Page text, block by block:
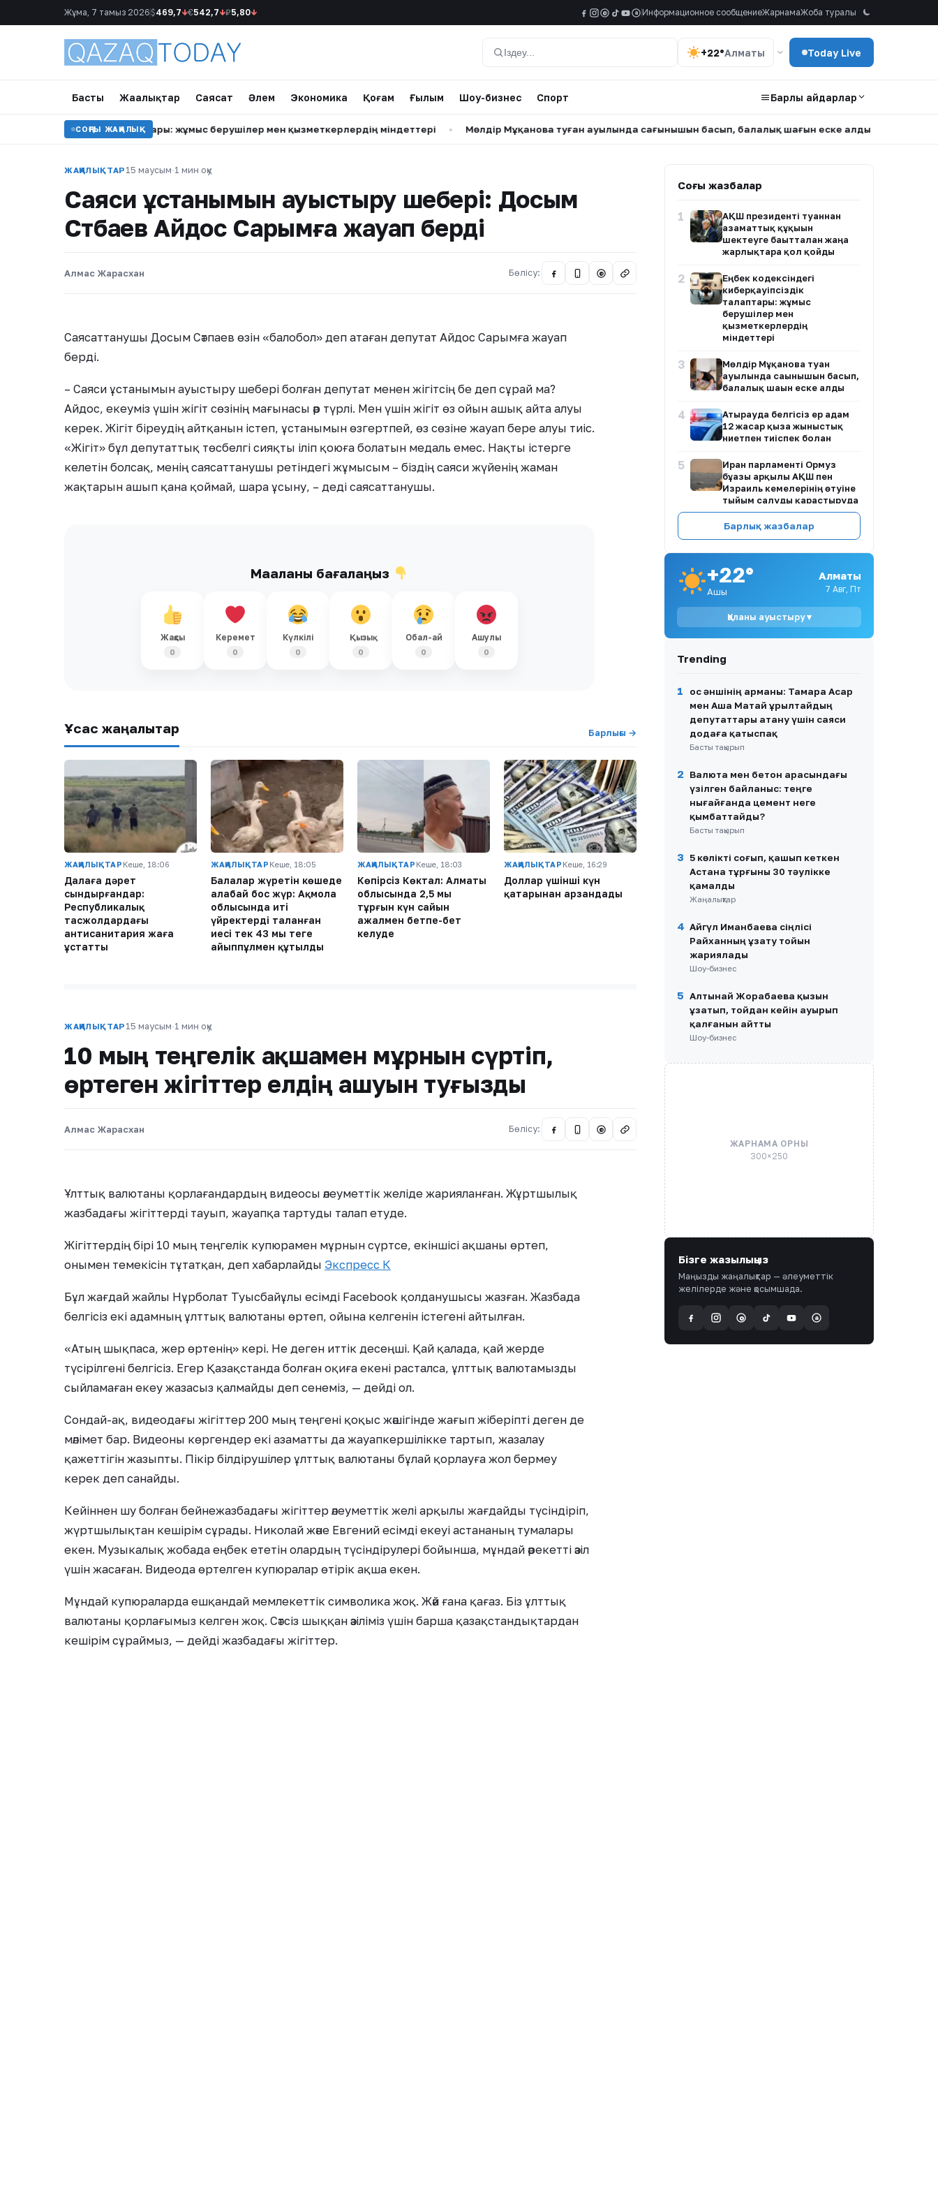
Жұма, 7 тамыз 2026 $469,7↓€542,7↓₽5,80↓ @ a Информационное сообщениеЖарнамаЖоба туралы
Іздеу
+22°Алматы Today Live
Басты Жаңалықтар Саясат Әлем Экономика Қоғам Ғылым Шоу-бизнес Спорт Барлық айдарлар
СОҢҒЫ ЖАҢАЛЫҚ
талаптары: жұмыс берушілер мен қызметкерлердің міндеттері • Мөлдір Мұқанова туған ауылында сағынышын басып, балалық шағын еске алды • Атырауда
ЖАҢАЛЫҚТАР 15 маусым·1 мин оқу
Саяси ұстанымын ауыстыру шебері: Досым
Сәтбаев Айдос Сарымға жауап берді
Алмас Жарасхан Бөлісу: @
Саясаттанушы Досым Сәтпаев өзін «балобол» деп атаған депутат Айдос Сарымға жауап
берді.
– Саяси ұстанымын ауыстыру шебері болған депутат менен жігітсің бе деп сұрай ма?
Айдос, екеуміз үшін жігіт сөзінің мағынасы әр түрлі. Мен үшін жігіт өз ойын ашық айта алуы
керек. Жігіт біреудің айтқанын істеп, ұстанымын өзгертпей, өз сөзіне жауап бере алуы тиіс.
«Жігіт» бұл депутаттық төсбелгі сияқты іліп қоюға болатын медаль емес. Нақты істерге
келетін болсақ, менің саясаттанушы ретіндегі жұмысым – біздің саяси жүйенің жаман
жақтарын ашып қана қоймай, шара ұсыну, – деді саясаттанушы.
Мақаланы бағалаңыз
Жақсы
0
Керемет
0
Күлкілі
0
Қызық
0
Обал-ай
0
Ашулы
0
Ұқсас жаңалықтар Барлығы →
ЖАҢАЛЫҚТАР Кеше, 18:06
Далаға дәрет
сындырғандар:
Республикалық
тасжолдардағы
антисанитария жаға
ұстатты
ЖАҢАЛЫҚТАР Кеше, 18:05
Балалар жүретін көшеде
алабай бос жүр: Ақмола
облысында иті
үйректерді таланған
иесі тек 43 мың теңге
айыппұлмен құтылды
ЖАҢАЛЫҚТАР Кеше, 18:03
Көпірсіз Көктaл: Алматы
облысында 2,5 мың
тұрғын күн сайын
ажалмен бетпе-бет
келуде
ЖАҢАЛЫҚТАР Кеше, 16:29
Доллар үшінші күн
қатарынан арзандады
ЖАҢАЛЫҚТАР 15 маусым·1 мин оқу
10 мың теңгелік ақшамен мұрнын сүртіп,
өртеген жігіттер елдің ашуын туғызды
Алмас Жарасхан Бөлісу: @
Ұлттық валютаны қорлағандардың видеосы әлеуметтік желіде жарияланған. Жұртшылық
жазбадағы жігіттерді тауып, жауапқа тартуды талап етуде.
Жігіттердің бірі 10 мың теңгелік купюрамен мұрнын сүртсе, екіншісі ақшаны өртеп,
онымен темекісін тұтатқан, деп хабарлайды Экспресс К
Бұл жағдай жайлы Нұрболат Туысбайұлы есімді Facebook қолданушысы жазған. Жазбада
белгісіз екі адамның ұлттық валютаны өртеп, ойына келгенін істегені айтылған.
«Атың шықпаса, жер өртенің» кері. Не деген иттік десеңші. Қай қалада, қай жерде
түсірілгені белгісіз. Егер Қазақстанда болған оқиға екені расталса, ұлттық валютамызды
сыйламаған екеу жазасыз қалмайды деп сенеміз, — дейді ол.
Сондай-ақ, видеодағы жігіттер 200 мың теңгені қоқыс жәшігінде жағып жіберіпті деген де
мәлімет бар. Видеоны көргендер екі азаматты да жауапкершілікке тартып, жазалау
қажеттігін жазыпты. Пікір білдірушілер ұлттық валютаны бұлай қорлауға жол бермеу
керек деп санайды.
Кейіннен шу болған бейнежазбадағы жігіттер әлеуметтік желі арқылы жағдайды түсіндіріп,
жүртшылықтан кешірім сұрады. Николай және Евгений есімді екеуі астананың тумалары
екен. Музыкалық жобада еңбек ететін олардың түсіндірулері бойынша, мұндай әрекетті әзіл
үшін жасаған. Видеода өртелген купюралар өтірік ақша екен.
Мұндай купюраларда ешқандай мемлекеттік символика жоқ. Жәй ғана қағаз. Біз ұлттық
валютаны қорлағымыз келген жоқ. Сәтсіз шыққан әзіліміз үшін барша қазақстандықтардан
кешірім сұраймыз, — дейді жазбадағы жігіттер.
Соңғы жазбалар
1
АҚШ президенті туғаннан
азаматтық құқығын
шектеуге бағытталған жаңа
жарлықтарға қол қойды
2
Еңбек кодексіндегі
киберқауіпсіздік
талаптары: жұмыс
берушілер мен
қызметкерлердің
міндеттері
3
Мөлдір Мұқанова туған
ауылында сағынышын басып,
балалық шағын еске алды
4
Атырауда белгісіз ер адам
12 жасар қызға жыныстық
ниетпен тиіспек болған
5
Иран парламенті Ормуз
бұғазы арқылы АҚШ пен
Израиль кемелерінің өтуіне
тыйым салуды қарастыруда
Димаш Құдайберген
DiMENSIONS атты жаңа
7
Қазақстанда ертең аптап
ыстық сақталады: кей
бұршақ күтіледі
8
Димаш Құдайберген
айтып, желіде пікірталас
Қазақстандық хоккейші
Бұлбұл Қартанбай
Канададағы беделді
университетке жұмысқа
орналасты
10
Нұртас Адамбай АҚШ-қа
көшуінің шын себебін айтты
Барлық жазбалар
+22°
Ашық
Алматы
7 Авг, Пт
Қаланы ауыстыру ▾
Trending
1
Қос әншінің арманы: Тамара Асар
мен Аша Матай Құрылтайдың
депутаттары атану үшін саяси
додаға қатыспақ
Басты тақырып
2
Валюта мен бетон арасындағы
үзілген байланыс: теңге
нығайғанда цемент неге
қымбаттайды?
Басты тақырып
3
5 көлікті соғып, қашып кеткен
Астана тұрғыны 30 тәулікке
қамалды
Жаңалықтар
4 Айгүл Иманбаева сіңлісі
Райханның ұзату тойын
жариялады
Шоу-бизнес
5 Алтынай Жорабаева қызын
ұзатып, тойдан кейін ауырып
қалғанын айтты
Шоу-бизнес
ЖАРНАМА ОРНЫ
300×250
Бізге жазылыңыз
Маңызды жаңалықтар — әлеуметтік
желілерде және қосымшада.
@ a